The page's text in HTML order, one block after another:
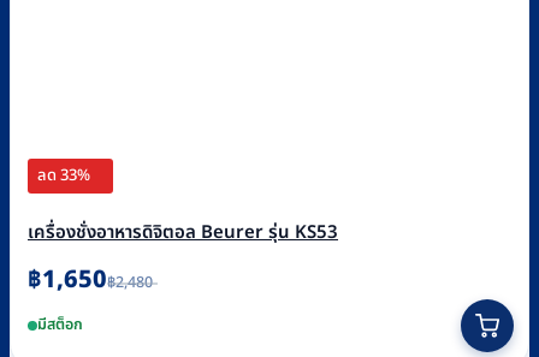
ลด 33%
เครื่องชั่งอาหารดิจิตอล Beurer รุ่น KS53
฿2,480
Original
price
was:
฿2,480.
฿1,650
Current
price
is:
฿1,650.
มีสต็อก